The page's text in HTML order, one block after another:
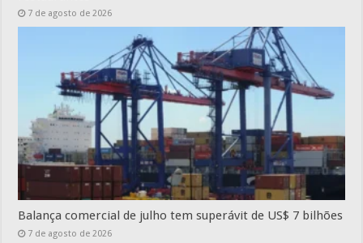
7 de agosto de 2026
Balança comercial de julho tem superávit de US$ 7 bilhões
7 de agosto de 2026